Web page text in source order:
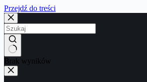
Przejdź do treści
Brak wyników